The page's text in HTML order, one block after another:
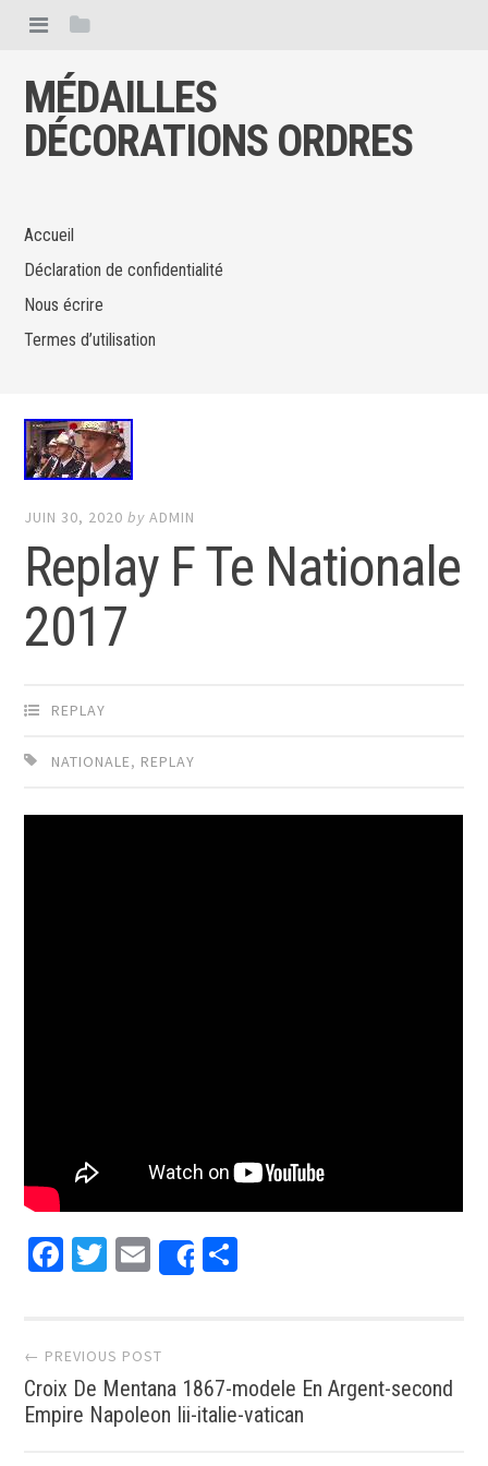
MÉDAILLES
DÉCORATIONS ORDRES
Accueil
Déclaration de confidentialité
Nous écrire
Termes d’utilisation
JUIN 30, 2020 byADMIN
Replay F Te Nationale
2017
REPLAY
NATIONALE, REPLAY
Facebook
Twitter
EmailShare
Post navigation
← PREVIOUS POST
Croix De Mentana 1867-modele En Argent-second
Empire Napoleon Iii-italie-vatican